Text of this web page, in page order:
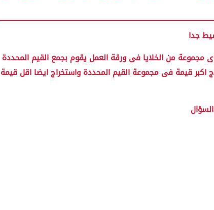
مجموعة من الخلايا فى ورقة العمل يقوم بجمع القيم المحددة
قيمة فى مجموعة القيم المحددة واستخراج ايضا اقل قيمة